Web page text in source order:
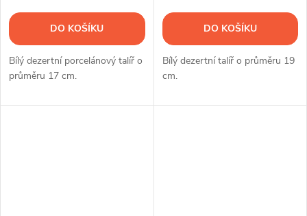
DO KOŠÍKU
Bílý dezertní porcelánový talíř o
průměru 17 cm.
DO KOŠÍKU
Bílý dezertní talíř o průměru 19
cm.